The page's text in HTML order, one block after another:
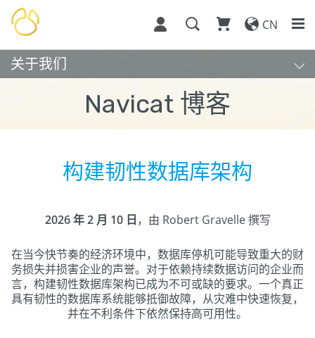
CN
关于我们
Navicat 博客
构建韧性数据库架构
2026 年 2 月 10 日，由 Robert Gravelle 撰写
在当今快节奏的经济环境中，数据库停机可能导致重大的财
务损失并损害企业的声誉。对于依赖持续数据访问的企业而
言，构建韧性数据库架构已成为不可或缺的要求。一个真正
具有韧性的数据库系统能够抵御故障，从灾难中快速恢复，
并在不利条件下依然保持高可用性。